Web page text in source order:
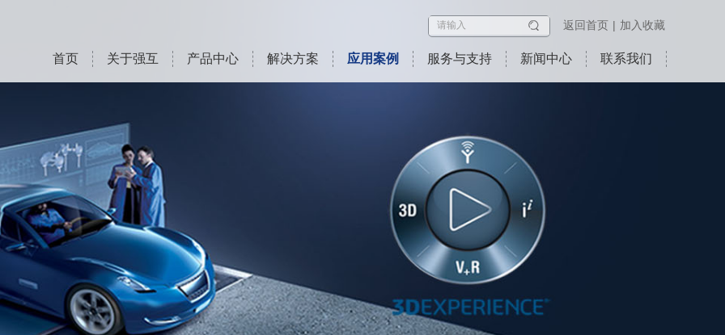
返回首页 加入收藏
首页 关于强互 产品中心 解决方案 应用案例 服务与支持 新闻中心 联系我们